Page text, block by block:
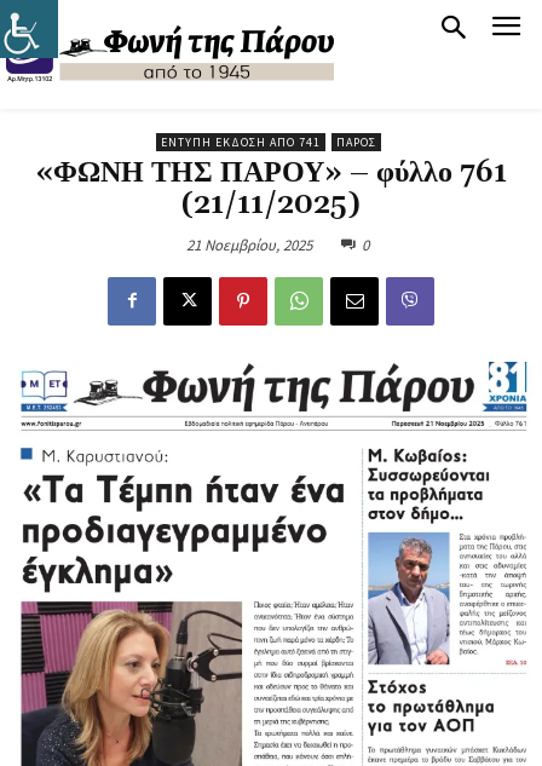
ΈΝΤΥΠΗ ΈΚΔΟΣΗ ΑΠΌ 741 ΠΆΡΟΣ
«ΦΩΝΗ ΤΗΣ ΠΑΡΟΥ» – φύλλο 761
(21/11/2025)
21 Νοεμβρίου, 2025 0